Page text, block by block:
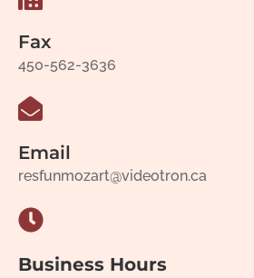
Fax
450-562-3636
Email
resfunmozart@videotron.ca
Business Hours